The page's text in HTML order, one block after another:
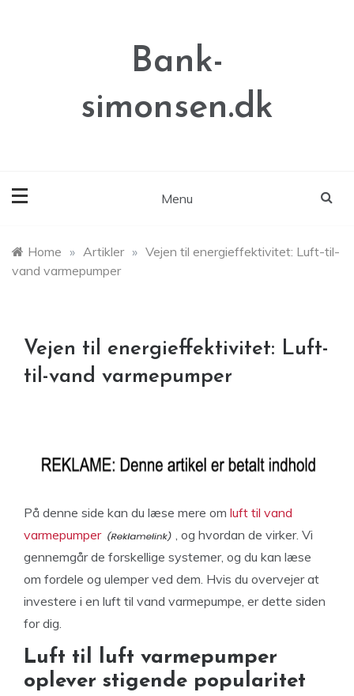
Bank-
simonsen.dk
Menu
Home » Artikler » Vejen til energieffektivitet: Luft-til-
vand varmepumper
Vejen til energieffektivitet: Luft-
til-vand varmepumper
På denne side kan du læse mere om luft til vand
varmepumper
, og hvordan de virker. Vi
gennemgår de forskellige systemer, og du kan læse
om fordele og ulemper ved dem. Hvis du overvejer at
investere i en luft til vand varmepumpe, er dette siden
for dig.
Luft til luft varmepumper
oplever stigende popularitet